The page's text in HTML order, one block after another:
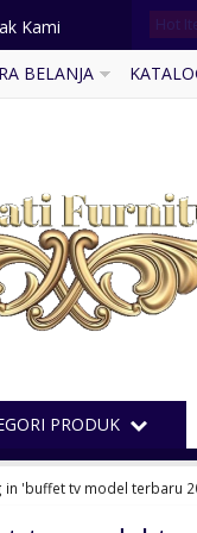
Kami Hot
BELANJA
PRODUK
in 'buffet tv model terbaru